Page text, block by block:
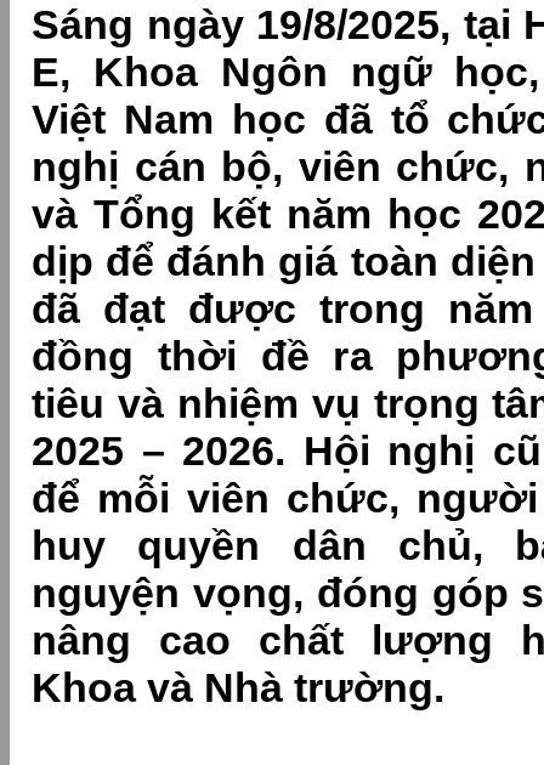
Sáng ngày 19/8/2025, tại
E, Khoa Ngôn ngữ
Việt Nam học đã tổ
nghị cán bộ, viên chức,
và Tổng kết năm học
dịp để đánh giá toàn
đã đạt được trong
đồng thời đề ra
tiêu và nhiệm vụ trọng
2025 – 2026. Hội nghị
để mỗi viên chức,
huy quyền dân chủ,
nguyện vọng, đóng góp
nâng cao chất lượng
Khoa và Nhà trường.